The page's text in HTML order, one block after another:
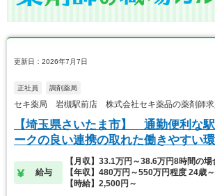
更新日：2026年7月7日
正社員 調剤薬局
セキ薬局 岩槻駅前店 株式会社セキ薬品の薬剤師求
【埼玉県さいたま市】 通勤便利な
ークの良い連携の取れた働きやすい環
給与
【月収】33.1万円～38.6万円8時間の場
【年収】480万円～550万円程度 24歳
【時給】2,500円～